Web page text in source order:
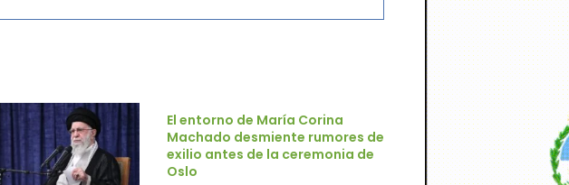
El entorno de María Corina
Machado desmiente rumores de
exilio antes de la ceremonia de
Oslo